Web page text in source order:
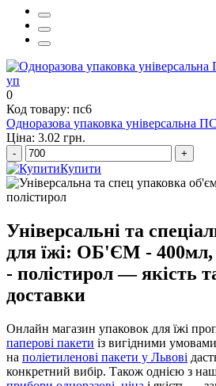
товари господарські оптом
суші коробка
0
Код товару: пс6
Одноразова упаковка універсальна
Ціна: 3.02 грн.
- +
Купити
Універсальні та
для їжі: ОБ'ЄМ -
- полістирол — якість
доставки
Онлайн магазин упаковок для їжі
паперові пакети із вигідними
на поліетиленові пакети у Львові
конкретний вибір. Також однією з